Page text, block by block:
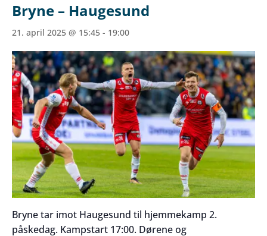
Bryne – Haugesund
21. april 2025 @ 15:45 - 19:00
Bryne tar imot Haugesund til hjemmekamp 2.
påskedag. Kampstart 17:00. Dørene og